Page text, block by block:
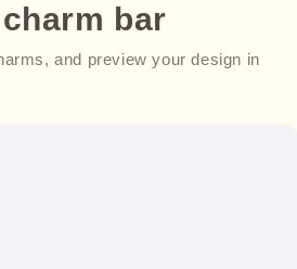
bar
and preview your design in